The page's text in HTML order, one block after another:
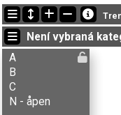
Nejnovější
18:09:39: Gaute
18:06:33: Balder
18:05:03:
Není vybraná
A
B
C
N - åpen